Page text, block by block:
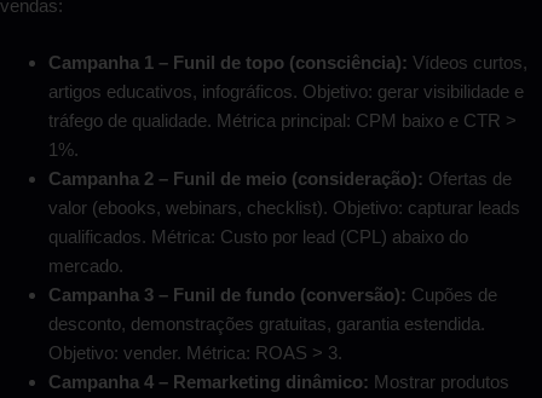
vendas:
Campanha 1 – Funil de topo (consciência): Vídeos curtos,
artigos educativos, infográficos. Objetivo: gerar visibilidade e
tráfego de qualidade. Métrica principal: CPM baixo e CTR >
1%.
Campanha 2 – Funil de meio (consideração): Ofertas de
valor (ebooks, webinars, checklist). Objetivo: capturar leads
qualificados. Métrica: Custo por lead (CPL) abaixo do
mercado.
Campanha 3 – Funil de fundo (conversão): Cupões de
desconto, demonstrações gratuitas, garantia estendida.
Objetivo: vender. Métrica: ROAS > 3.
Campanha 4 – Remarketing dinâmico: Mostrar produtos